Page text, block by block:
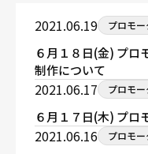
〒
営業
2021.06.19 プロモ
６月１８日(金) プロ
制作について
2021.06.17 プロモ
６月１７日(木) プロ
2021.06.16 プロモ